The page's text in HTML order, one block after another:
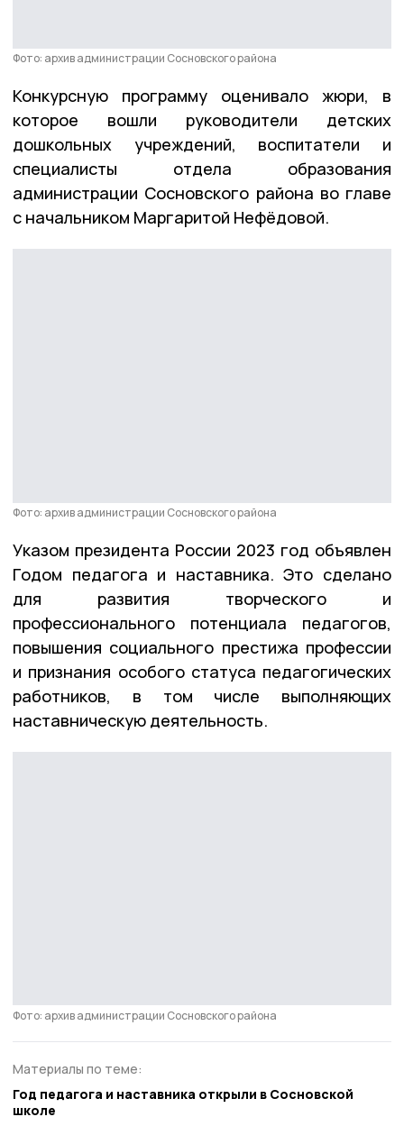
Фото: архив администрации Сосновского района
Конкурсную программу оценивало жюри, в
которое вошли руководители детских
дошкольных учреждений, воспитатели и
специалисты отдела образования
администрации Сосновского района во главе
с начальником Маргаритой Нефёдовой.
Фото: архив администрации Сосновского района
Указом президента России 2023 год объявлен
Годом педагога и наставника. Это сделано
для развития творческого и
профессионального потенциала педагогов,
повышения социального престижа профессии
и признания особого статуса педагогических
работников, в том числе выполняющих
наставническую деятельность.
Фото: архив администрации Сосновского района
Материалы по теме:
Год педагога и наставника открыли в Сосновской
школе